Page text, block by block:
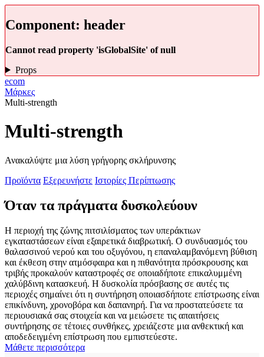
Component: header
Cannot read property 'isGlobalSite' of null
Props
ecom
Μάρκες
Multi-strength
Multi-strength
Ανακαλύψτε μια λύση γρήγορης σκλήρυνσης
Προϊόντα Εξερευνήστε Ιστορίες Περίπτωσης
Όταν τα πράγματα δυσκολεύουν
Η περιοχή της ζώνης πιτσιλίσματος των υπεράκτιων
εγκαταστάσεων είναι εξαιρετικά διαβρωτική. Ο συνδυασμός του
θαλασσινού νερού και του οξυγόνου, η επαναλαμβανόμενη βύθιση
και έκθεση στην ατμόσφαιρα και η πιθανότητα πρόσκρουσης και
τριβής προκαλούν καταστροφές σε οποιαδήποτε επικαλυμμένη
χαλύβδινη κατασκευή. Η δυσκολία πρόσβασης σε αυτές τις
περιοχές σημαίνει ότι η συντήρηση οποιασδήποτε επίστρωσης είναι
επικίνδυνη, χρονοβόρα και δαπανηρή. Για να προστατεύσετε τα
περιουσιακά σας στοιχεία και να μειώσετε τις απαιτήσεις
συντήρησης σε τέτοιες συνθήκες, χρειάζεστε μια ανθεκτική και
αποδεδειγμένη επίστρωση που εμπιστεύεστε.
Μάθετε περισσότερα